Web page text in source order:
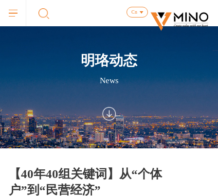
Cn
明珞动态
News
【40年40组关键词】从“个体
户”到“民营经济”